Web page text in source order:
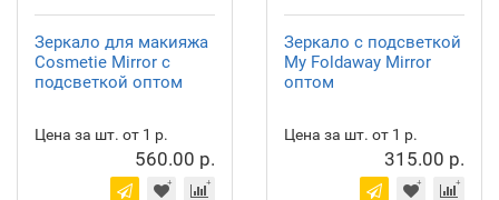
Зеркало для макияжа
Cosmetie Mirror с
подсветкой оптом
Цена за шт. от 1 р.
560.00 р.
Зеркало с подсветкой
My Foldaway Mirror
оптом
Цена за шт. от 1 р.
315.00 р.